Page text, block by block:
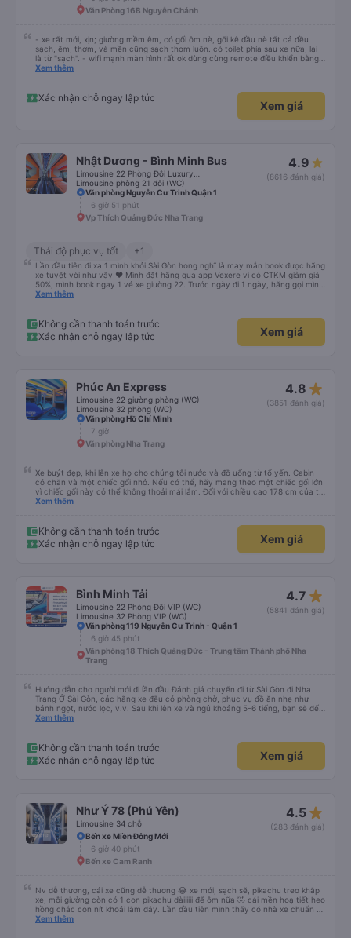
Văn Phòng 16B Nguyễn Chánh
- xe rất mới, xịn; giường mềm êm, có gối ôm nè, gối kê đầu nè tất cả đều
sạch, êm, thơm, và mền cũng sạch thơm luôn. có toilet phía sau xe nữa, lại
là từ "sạch". - wifi mạnh màn hình rất ok dùng cùng remote điều khiển bằng
giọng nói rất mượt khi xem youtube và netflix đc cài sẵn. đáng giá tiền nhen.
đi đều đúng giờ, bên cạnh là nhân viên phát loa thông báo chuyến xe rất là
chi tiết và tận tình, lịch sự chứ ko nạt nộ hay to tiếng khó chịu khi khách hỏi
Xem thêm
Xác nhận chỗ ngay lập tức
Xem giá
Nhật Dương - Bình Minh Bus
Limousine phòng 21 đôi (WC)
4.9
(8616 đánh giá)
Văn phòng Nguyễn Cư Trinh Quận 1
6 giờ 51 phút
Vp Thích Quảng Đức Nha Trang
Thái độ phục vụ tốt +1
Lần đầu tiên đi xa 1 mình khỏi Sài Gòn hong nghĩ là may mắn book được hãng
xe tuyệt vời như vậy ❤ Mình đặt hãng qua app Vexere vì có CTKM giảm giá
50%, mình book ngay 1 vé xe giường 22. Trước ngày đi 1 ngày, hãng gọi mình
để cập nhật biển số xe cũng như xác nhận các thông tin cá nhân và trạm
10ph sau hãng xe gọi lại cho mình, sắp xếp cho mình trạm xuống xe gần nhà
hàng nhất có thể. Thiệt là mình chưa bao giờ nghĩ sẽ có hãng xe nhiệt tình
và phục vụ chu đáo như thế. Xe xuất phát 22h15, mình 22h5 mới có mặt tại
từ sau có 1 giọng nói phụ nữ vọng tới "Anh ơi, để em giúp mình ạ". Vậy là
mình được bạn NV đỡ lên ghế rất nhẹ nhàng và an toàn. Xe rất sạch sẽ, nội
thất mới mẻ, chăn ấm nệm êm gối thêm 2 cái ngủ như ở nhà mình vậy á. NV
double check để khách xuống đúng trạm và có trải nghiệm thoải mái nhất.
Cảm ơn Bình Minh Bus đã cho mình trải nghiệm thật tuyệt vời khi sử dụng
dịch vụ của các bạn ❤❤
Xem thêm
Không cần thanh toán trước
Xác nhận chỗ ngay lập tức
Xem giá
Phúc An Express
Limousine 22 giường phòng (WC)
Limousine 32 phòng (WC)
4.8 star_rate
(3851 đánh giá)
Văn phòng Hồ Chí Minh
7 giờ
Văn phòng Nha Trang
Xe buýt đẹp, khi lên xe họ cho chúng tôi nước và đồ uống từ tổ yến. Cabin
có chăn và một chiếc gối nhỏ. Nếu có thể, hãy mang theo một chiếc gối lớn
vì chiếc gối này có thể không thoải mái lắm. Đối với chiều cao 178 cm của tôi
thì không có đủ không gian về chiều dài. Tôi chọn khởi hành từ văn phòng ở
chúng tôi đến nơi sớm hơn một giờ so với thời gian quy định
Xem thêm
Không cần thanh toán trước
Xác nhận chỗ ngay lập tức
Xem giá
Bình Minh Tải
Limousine 22 Phòng Đôi VIP (WC)
Limousine 32 Phòng VIP (WC)
4.7 star_rate
(5841 đánh giá)
Văn phòng 119 Nguyễn Cư Trinh - Quận 1
6 giờ 45 phút
Văn phòng 18 Thích Quảng Đức - Trung tâm Thành phố Nha
Trang
Hướng dẫn cho người mới đi lần đầu Đánh giá chuyến đi từ Sài Gòn đi Nha
Trang Ở Sài Gòn, các hãng xe đều có phòng chờ, phục vụ đồ ăn nhẹ như
bánh ngọt, nước lọc, v.v. Sau khi lên xe và ngủ khoảng 5-6 tiếng, bạn sẽ đến
Nha Trang. Ở Nha Trang, các hãng xe có dịch vụ đưa đón miễn phí, tuy
(nên dùng Google Translate và đưa cho họ đọc) để được hỗ trợ tìm xe đưa
đón. Bạn không nên tin những người mặc áo Grab mời bạn đi xe bên ngoài.
Nói về chất lượng xe thì tuyệt vời, xe được làm theo kiểu cabin với thiết kế
Google Dịch để giao tiếp với họ. Hy vọng bài đánh giá này sẽ giúp ích cho
bạn khi đi
Xem thêm
Không cần thanh toán trước
Xác nhận chỗ ngay lập tức
Xem giá
Như Ý 78 (Phú Yên)
Limousine 34 chỗ
4.5 star_rate
(283 đánh giá)
Bến xe Miền Đông Mới
6 giờ 40 phút
Bến xe Cam Ranh
Nv dễ thương, cái xe cũng dễ thương 😂 xe mới, sạch sẽ, pikachu treo khắp
xe, mỗi giường còn có 1 con pikachu dàiiiiii để ôm nữa 🤣 cái mền hoạ tiết heo
hồng chắc con nít khoái lắm đây. Lần đầu tiên mình thấy có nhà xe chuẩn bị
cả bàn chải đánh răng. Có 2 ông bà cụ lên xe còn được nv dẫn tới tận nơi để
Xem thêm